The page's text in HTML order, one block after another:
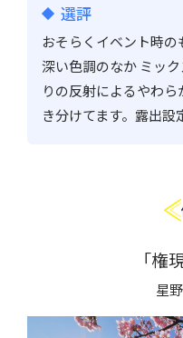
選評
おそらくイベント時
深い色調のなか ミッ
りの反射によるやわ
き分けてます。露出設
「権
星